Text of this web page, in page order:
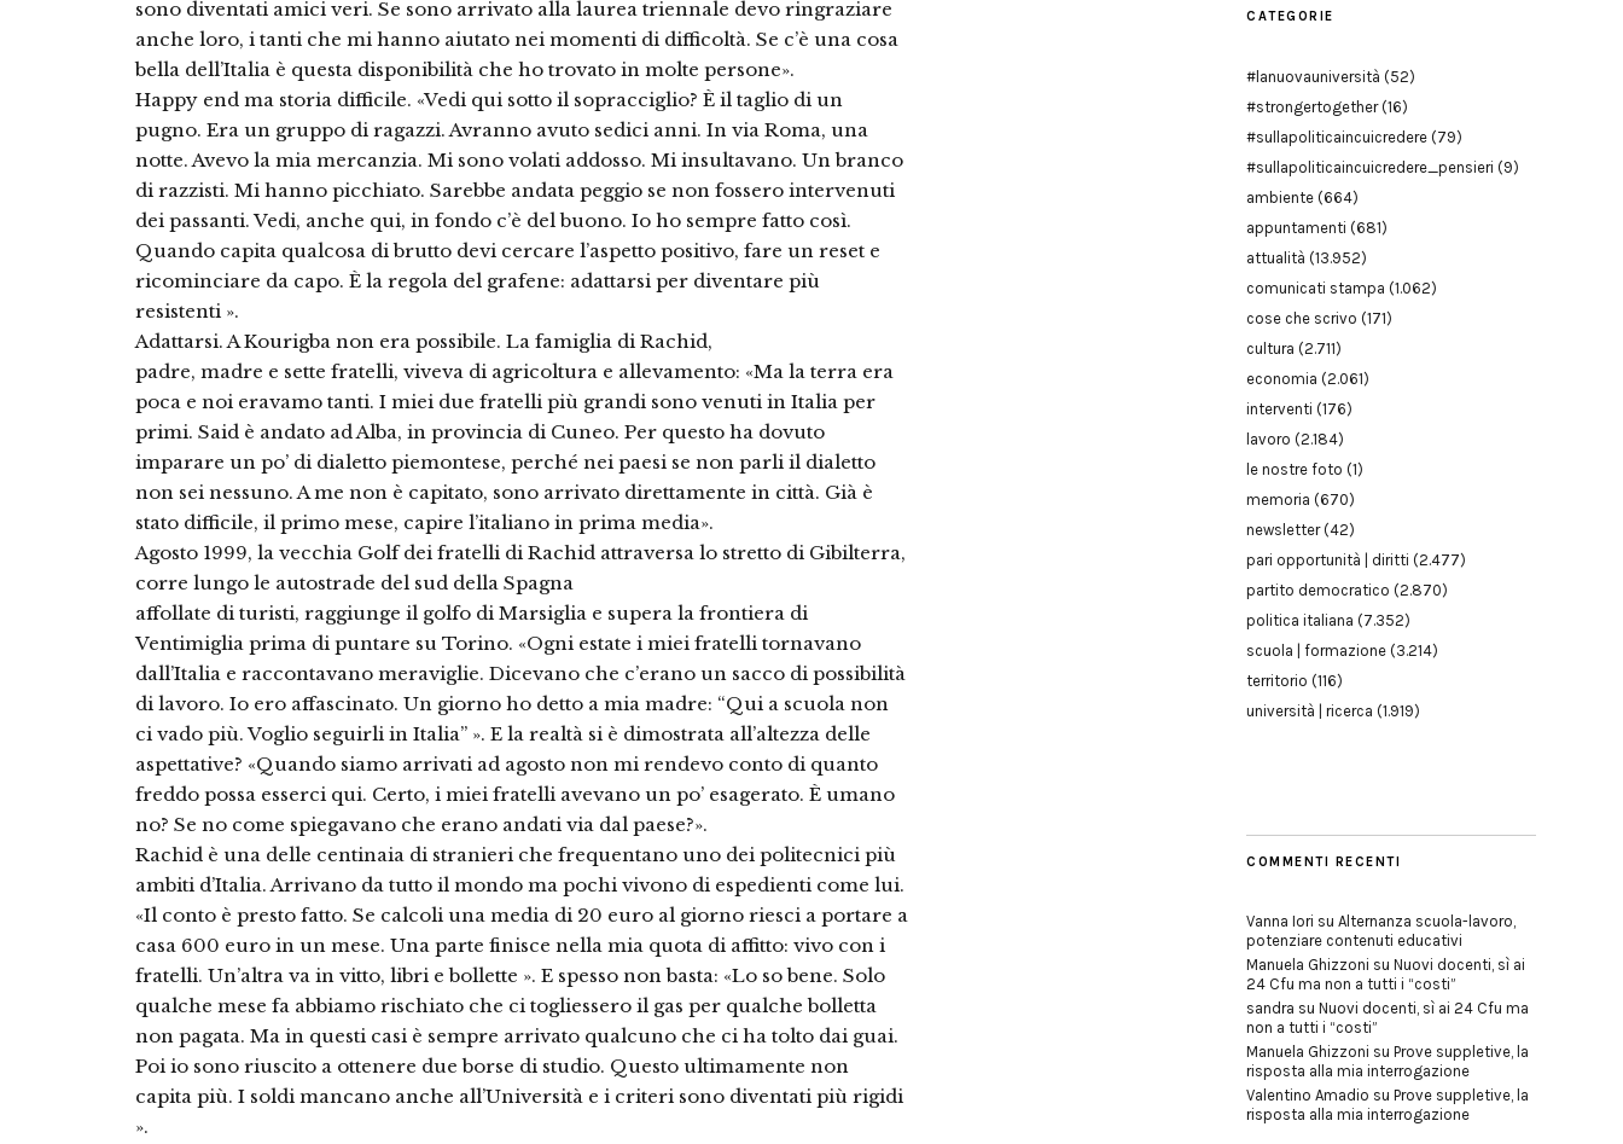
sono diventati amici veri. Se sono arrivato alla laurea triennale devo ringraziare
anche loro, i tanti che mi hanno aiutato nei momenti di difficoltà. Se c’è una cosa
bella dell’Italia è questa disponibilità che ho trovato in molte persone».
Happy end ma storia difficile. «Vedi qui sotto il sopracciglio? È il taglio di un
pugno. Era un gruppo di ragazzi. Avranno avuto sedici anni. In via Roma, una
notte. Avevo la mia mercanzia. Mi sono volati addosso. Mi insultavano. Un branco
di razzisti. Mi hanno picchiato. Sarebbe andata peggio se non fossero intervenuti
dei passanti. Vedi, anche qui, in fondo c’è del buono. Io ho sempre fatto così.
Quando capita qualcosa di brutto devi cercare l’aspetto positivo, fare un reset e
ricominciare da capo. È la regola del grafene: adattarsi per diventare più
resistenti ».
Adattarsi. A Kourigba non era possibile. La famiglia di Rachid,
padre, madre e sette fratelli, viveva di agricoltura e allevamento: «Ma la terra era
poca e noi eravamo tanti. I miei due fratelli più grandi sono venuti in Italia per
primi. Said è andato ad Alba, in provincia di Cuneo. Per questo ha dovuto
imparare un po’ di dialetto piemontese, perché nei paesi se non parli il dialetto
non sei nessuno. A me non è capitato, sono arrivato direttamente in città. Già è
stato difficile, il primo mese, capire l’italiano in prima media».
Agosto 1999, la vecchia Golf dei fratelli di Rachid attraversa lo stretto di Gibilterra,
corre lungo le autostrade del sud della Spagna
affollate di turisti, raggiunge il golfo di Marsiglia e supera la frontiera di
Ventimiglia prima di puntare su Torino. «Ogni estate i miei fratelli tornavano
dall’Italia e raccontavano meraviglie. Dicevano che c’erano un sacco di possibilità
di lavoro. Io ero affascinato. Un giorno ho detto a mia madre: “Qui a scuola non
ci vado più. Voglio seguirli in Italia” ». E la realtà si è dimostrata all’altezza delle
aspettative? «Quando siamo arrivati ad agosto non mi rendevo conto di quanto
freddo possa esserci qui. Certo, i miei fratelli avevano un po’ esagerato. È umano
no? Se no come spiegavano che erano andati via dal paese?».
Rachid è una delle centinaia di stranieri che frequentano uno dei politecnici più
ambiti d’Italia. Arrivano da tutto il mondo ma pochi vivono di espedienti come lui.
«Il conto è presto fatto. Se calcoli una media di 20 euro al giorno riesci a portare a
casa 600 euro in un mese. Una parte finisce nella mia quota di affitto: vivo con i
fratelli. Un’altra va in vitto, libri e bollette ». E spesso non basta: «Lo so bene. Solo
qualche mese fa abbiamo rischiato che ci togliessero il gas per qualche bolletta
non pagata. Ma in questi casi è sempre arrivato qualcuno che ci ha tolto dai guai.
Poi io sono riuscito a ottenere due borse di studio. Questo ultimamente non
capita più. I soldi mancano anche all’Università e i criteri sono diventati più rigidi
».
CATEGORIE
#lanuovauniversità (52)
#strongertogether(16)
#sullapoliticaincuicredere (79)
#sullapoliticaincuicredere_pensieri (9)
ambiente (664)
appuntamenti (681)
attualità (13.952)
comunicati stampa (1.062)
cose che scrivo (171)
cultura (2.711)
economia (2.061)
interventi (176)
lavoro (2.184)
le nostre foto (1)
memoria (670)
newsletter(42)
pari opportunità | diritti (2.477)
partito democratico (2.870)
politica italiana (7.352)
scuola | formazione (3.214)
territorio (116)
università | ricerca (1.919)
COMMENTI RECENTI
Vanna Iori su Alternanza scuola-lavoro,
potenziare contenuti educativi
Manuela Ghizzoni su Nuovi docenti, sì ai
24 Cfu ma non a tutti i “costi”
sandra su Nuovi docenti, sì ai 24 Cfu ma
non a tutti i “costi”
Manuela Ghizzoni su Prove suppletive, la
risposta alla mia interrogazione
Valentino Amadio su Prove suppletive, la
risposta alla mia interrogazione